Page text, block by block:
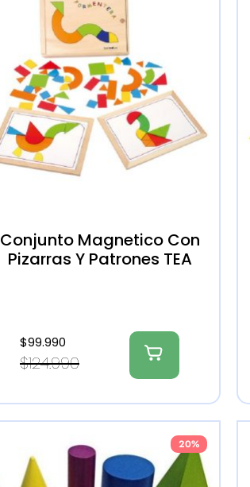
Conjunto Magnetico Con
Pizarras Y Patrones TEA
$124.990
$99.990
20%